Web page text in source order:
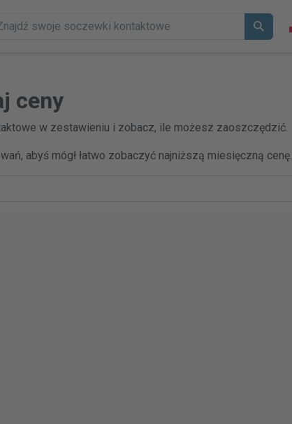
ceny
w zestawieniu i zobacz, ile możesz zaoszczędzić.
abyś mógł łatwo zobaczyć najniższą miesięczną cenę.